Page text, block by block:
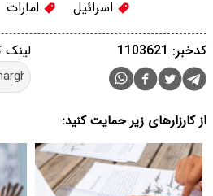
اسرائیل امارات
لینک کدخبر: 1103621
از کارزارهای زیر حمایت کنید: